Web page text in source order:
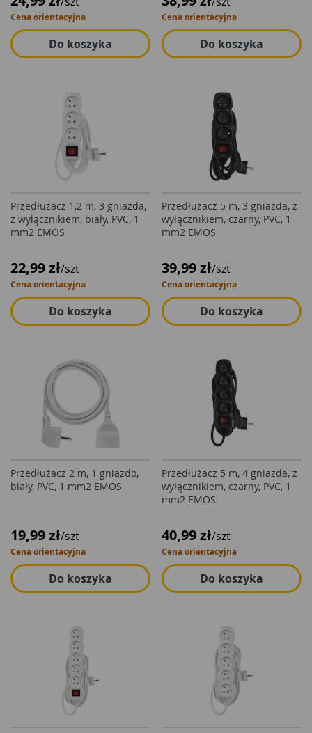
Cena orientacyjna
Do koszyka
Cena orientacyjna
Do koszyka
Przedłużacz 1,2 m, 3 gniazda,
z wyłącznikiem, biały, PVC, 1
mm2 EMOS
22,99 zł/szt
Cena orientacyjna
Do koszyka
Przedłużacz 5 m, 3 gniazda, z
wyłącznikiem, czarny, PVC, 1
mm2 EMOS
39,99 zł/szt
Cena orientacyjna
Do koszyka
Przedłużacz 2 m, 1 gniazdo,
biały, PVC, 1 mm2 EMOS
19,99 zł/szt
Cena orientacyjna
Do koszyka
Przedłużacz 5 m, 4 gniazda, z
wyłącznikiem, czarny, PVC, 1
mm2 EMOS
40,99 zł/szt
Cena orientacyjna
Do koszyka